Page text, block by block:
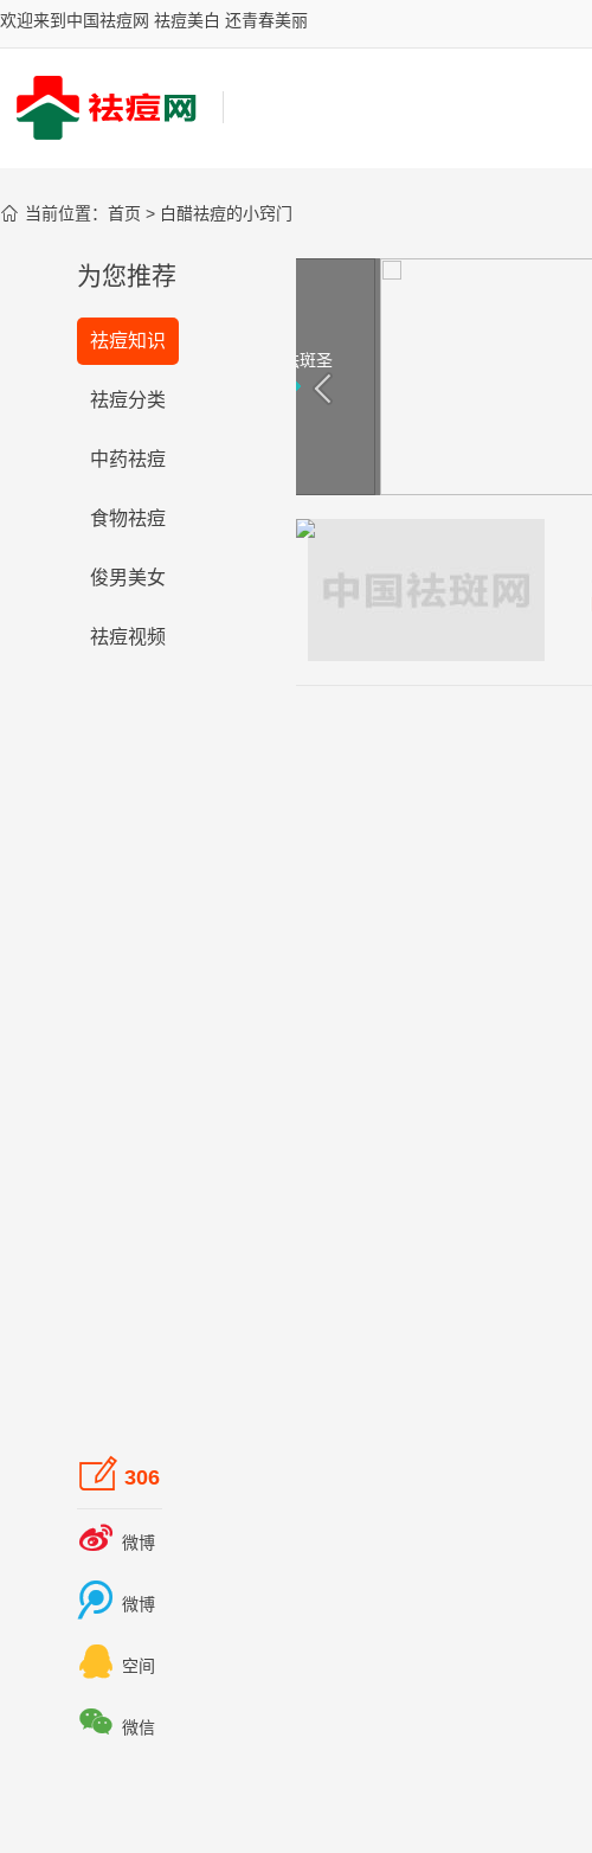
欢迎来到中国祛痘网 祛痘美白 还青春美丽
 当前位置： 首页 > 白醋祛痘的小窍门
为您推荐
祛痘知识
祛痘分类
中药祛痘
食物祛痘
俊男美女
祛痘视频
 306
 微博
 微博
 空间
 微信
台湾女星御用古汉堂研究院祛斑圣
品，祛斑效果风靡全国